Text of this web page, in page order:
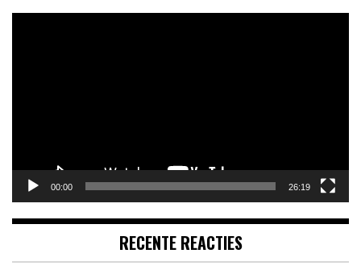
00:00 26:19
RECENTE REACTIES